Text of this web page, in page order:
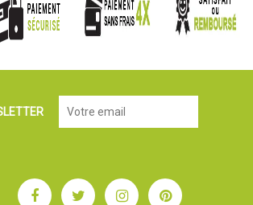
FacebookTwitterInstagramPinterest